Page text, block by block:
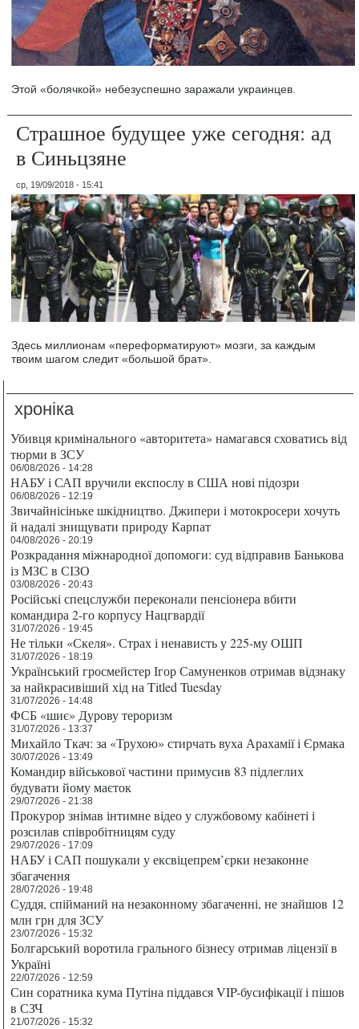
Этой «болячкой» небезуспешно заражали украинцев.
Страшное будущее уже сегодня: ад
в Синьцзяне
ср, 19/09/2018 - 15:41
Здесь миллионам «переформатируют» мозги, за каждым
твоим шагом следит «большой брат».
хроніка
Убивця кримінального «авторитета» намагався сховатись від
тюрми в ЗСУ
06/08/2026 - 14:28
НАБУ і САП вручили експослу в США нові підозри
06/08/2026 - 12:19
Звичайнісіньке шкідництво. Джипери і мотокросери хочуть
й надалі знищувати природу Карпат
04/08/2026 - 20:19
Розкрадання міжнародної допомоги: суд відправив Банькова
із МЗС в СІЗО
03/08/2026 - 20:43
Російські спецслужби переконали пенсіонера вбити
командира 2-го корпусу Нацгвардії
31/07/2026 - 19:45
Не тільки «Скеля». Страх і ненависть у 225-му ОШП
31/07/2026 - 18:19
Український гросмейстер Ігор Самуненков отримав відзнаку
за найкрасивіший хід на Titled Tuesday
31/07/2026 - 14:48
ФСБ «шиє» Дурову тероризм
31/07/2026 - 13:37
Михайло Ткач: за «Трухою» стирчать вуха Арахамії і Єрмака
30/07/2026 - 13:49
Командир військової частини примусив 83 підлеглих
будувати йому маєток
29/07/2026 - 21:38
Прокурор знімав інтимне відео у службовому кабінеті і
розсилав співробітницям суду
29/07/2026 - 17:09
НАБУ і САП пошукали у ексвіцепрем’єрки незаконне
збагачення
28/07/2026 - 19:48
Суддя, спійманий на незаконному збагаченні, не знайшов 12
млн грн для ЗСУ
23/07/2026 - 15:32
Болгарський воротила грального бізнесу отримав ліцензії в
Україні
22/07/2026 - 12:59
Син соратника кума Путіна піддався VIP-бусифікації і пішов
в СЗЧ
21/07/2026 - 15:32